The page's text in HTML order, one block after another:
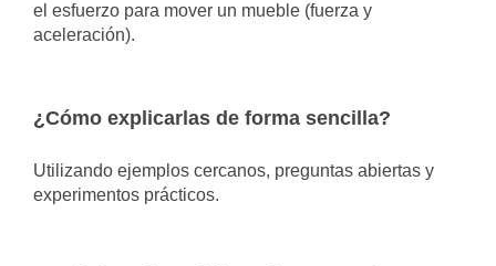
el esfuerzo para mover un mueble (fuerza y
aceleración).
¿Cómo explicarlas de forma sencilla?
Utilizando ejemplos cercanos, preguntas abiertas y
experimentos prácticos.